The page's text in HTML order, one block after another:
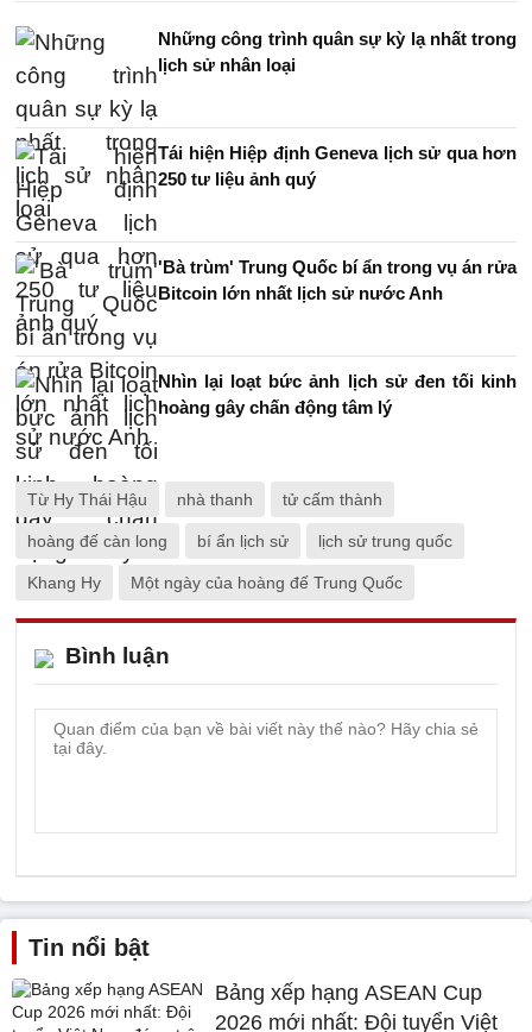
Những công trình quân sự kỳ lạ nhất trong
lịch sử nhân loại
Tái hiện Hiệp định Geneva lịch sử qua hơn
250 tư liệu ảnh quý
'Bà trùm' Trung Quốc bí ẩn trong vụ án rửa
Bitcoin lớn nhất lịch sử nước Anh
Nhìn lại loạt bức ảnh lịch sử đen tối kinh
hoàng gây chấn động tâm lý
Từ Hy Thái Hậu nhà thanh tử cấm thành
hoàng đế càn long bí ẩn lịch sử lịch sử trung quốc
Khang Hy Một ngày của hoàng đế Trung Quốc
Bình luận
Tin nổi bật
Bảng xếp hạng ASEAN Cup
2026 mới nhất: Đội tuyển Việt